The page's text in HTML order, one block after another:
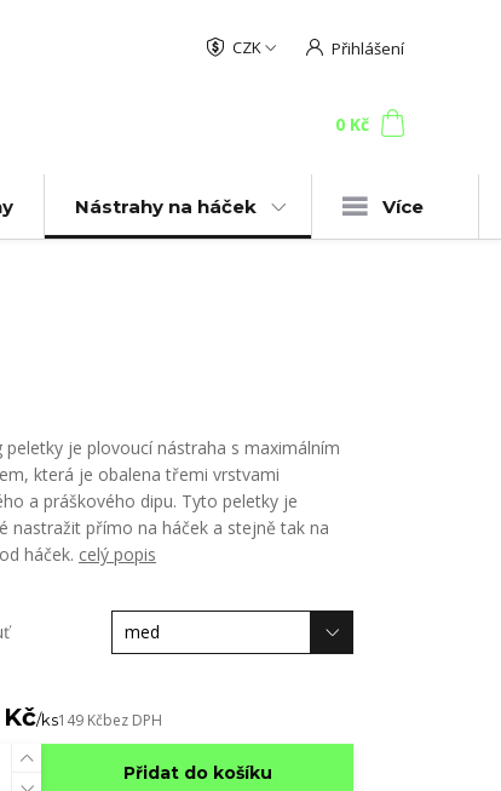
CZK Přihlášení
0 Kč
Nástrahy na háček Více
peletky je plovoucí nástraha s maximálním
která je obalena třemi vrstvami
a práškového dipu. Tyto peletky je
nastražit přímo na háček a stejně tak na
háček. celý popis
Kč/ks149 Kčbez DPH
Přidat do košíku